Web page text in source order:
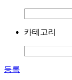
카테고리
등록